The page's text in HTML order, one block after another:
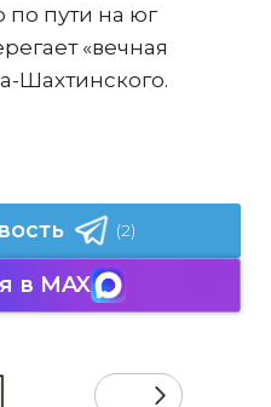
по пути на юг
«вечная
Шахтинского.
(2)
в MAX